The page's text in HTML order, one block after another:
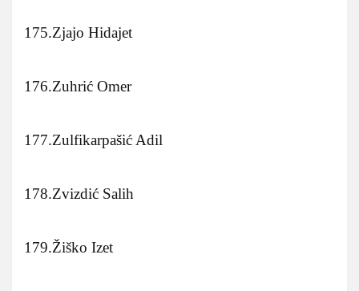
175.Zjajo Hidajet
176.Zuhrić Omer
177.Zulfikarpašić Adil
178.Zvizdić Salih
179.Žiško Izet